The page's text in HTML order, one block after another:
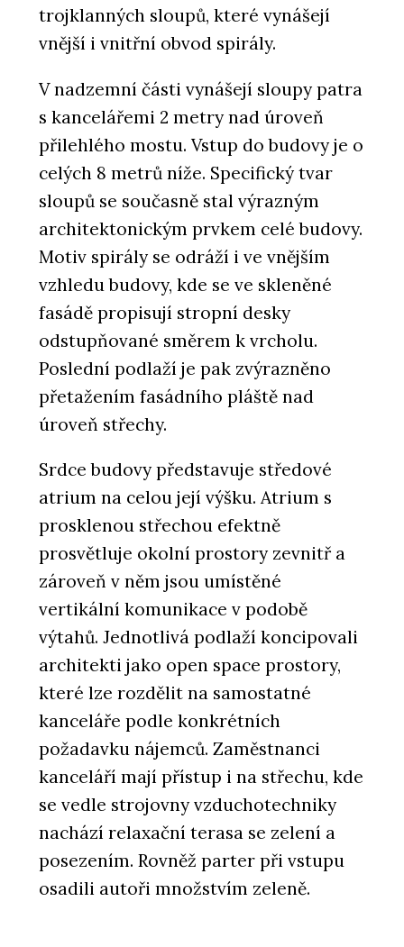
trojklanných sloupů, které vynášejí
vnější i vnitřní obvod spirály.
V nadzemní části vynášejí sloupy patra
s kancelářemi 2 metry nad úroveň
přilehlého mostu. Vstup do budovy je o
celých 8 metrů níže. Specifický tvar
sloupů se současně stal výrazným
architektonickým prvkem celé budovy.
Motiv spirály se odráží i ve vnějším
vzhledu budovy, kde se ve skleněné
fasádě propisují stropní desky
odstupňované směrem k vrcholu.
Poslední podlaží je pak zvýrazněno
přetažením fasádního pláště nad
úroveň střechy.
Srdce budovy představuje středové
atrium na celou její výšku. Atrium s
prosklenou střechou efektně
prosvětluje okolní prostory zevnitř a
zároveň v něm jsou umístěné
vertikální komunikace v podobě
výtahů. Jednotlivá podlaží koncipovali
architekti jako open space prostory,
které lze rozdělit na samostatné
kanceláře podle konkrétních
požadavku nájemců. Zaměstnanci
kanceláří mají přístup i na střechu, kde
se vedle strojovny vzduchotechniky
nachází relaxační terasa se zelení a
posezením. Rovněž parter při vstupu
osadili autoři množstvím zeleně.